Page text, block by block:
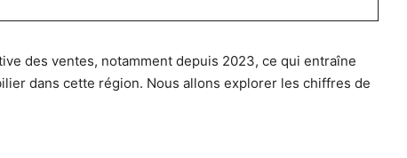
des ventes, notamment depuis 2023, ce qui entraîne
dans cette région. Nous allons explorer les chiffres de